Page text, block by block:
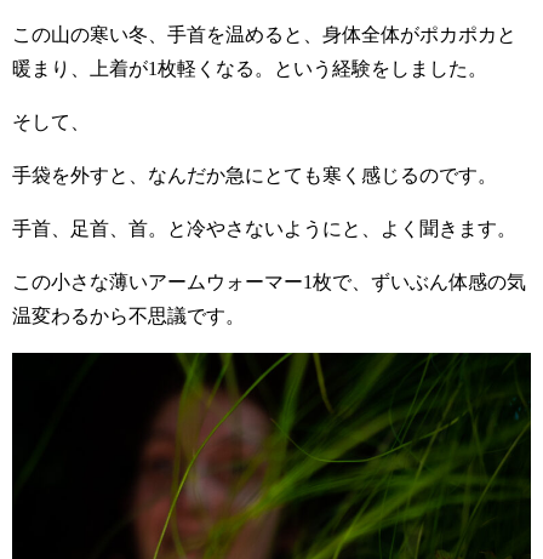
この山の寒い冬、手首を温めると、身体全体がポカポカと
暖まり、上着が1枚軽くなる。という経験をしました。
そして、
手袋を外すと、なんだか急にとても寒く感じるのです。
手首、足首、首。と冷やさないようにと、よく聞きます。
この小さな薄いアームウォーマー1枚で、ずいぶん体感の気
温変わるから不思議です。